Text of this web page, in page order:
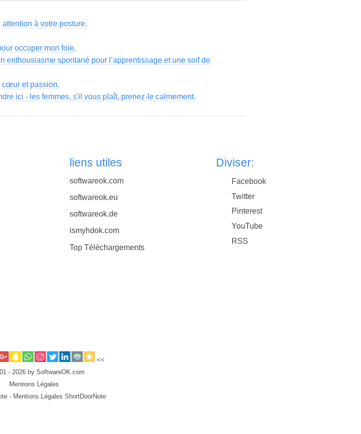
à votre posture.
occuper mon foie.
enthousiasme spontané pour l’apprentissage et une soif de
cœur et passion.
ici - les femmes, s'il vous plaît, prenez-le calmement.
liens utiles
softwareok.com
softwareok.eu
softwareok.de
ismyhdok.com
Top Téléchargements
Diviser:
Facebook
Twitter
Pinterest
YouTube
RSS
<<
- 2026 by SoftwareOK.com
Mentions Légales
- Mentions Légales ShortDoorNote